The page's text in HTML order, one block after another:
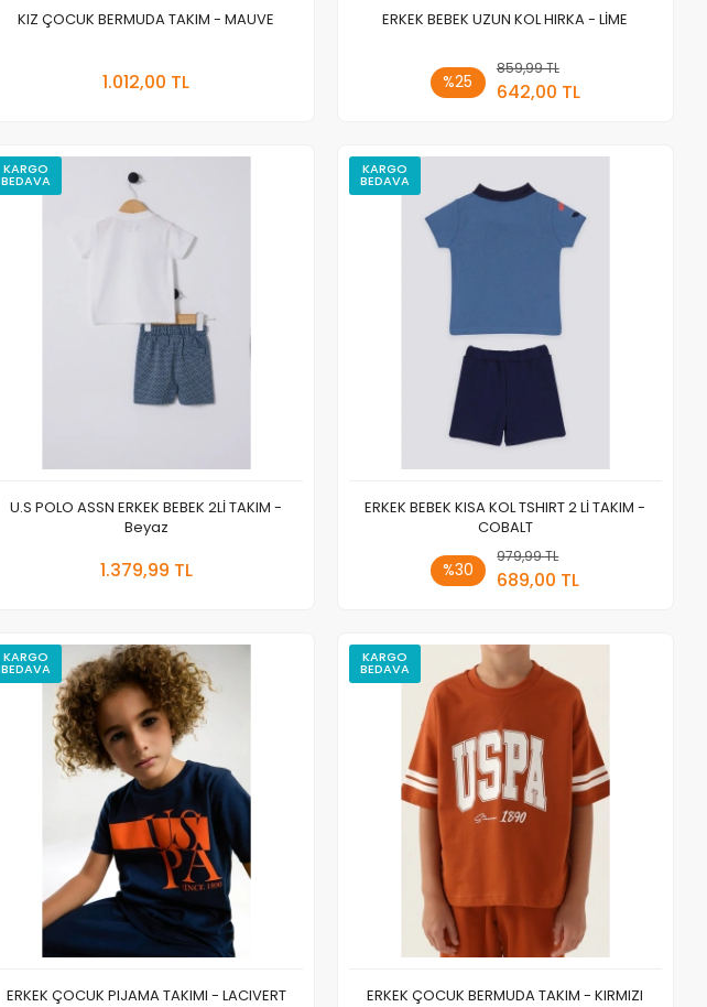
KIZ ÇOCUK BERMUDA TAKIM - MAUVE
1.012,00 TL
ERKEK BEBEK UZUN KOL HIRKA - LİME
%25
859,99 TL
642,00 TL
Sepete Ekle
KARGO
BEDAVA
U.S POLO ASSN ERKEK BEBEK 2Lİ TAKIM -
Beyaz
1.379,99 TL
KARGO
BEDAVA
ERKEK BEBEK KISA KOL TSHIRT 2 Lİ TAKIM -
COBALT
%30
979,99 TL
689,00 TL
Sepete Ekle
KARGO
BEDAVA
ERKEK ÇOCUK PIJAMA TAKIMI - LACIVERT
KARGO
BEDAVA
ERKEK ÇOCUK BERMUDA TAKIM - KIRMIZI